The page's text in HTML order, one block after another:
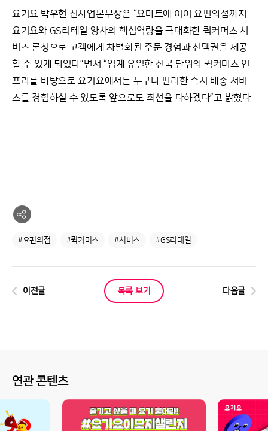
요기요 박우현 신사업본부장은 “요마트에 이어 요편의점까지
요기요와 GS리테일 양사의 핵심역량을 극대화한 퀵커머스 서
비스 론칭으로 고객에게 차별화된 주문 경험과 선택권을 제공
할 수 있게 되었다”면서 “업계 유일한 전국 단위의 퀵커머스 인
프라를 바탕으로 요기요에서는 누구나 편리한 즉시 배송 서비
스를 경험하실 수 있도록 앞으로도 최선을 다하겠다”고 밝혔다.
#요편의점 #퀵커머스 #서비스 #GS리테일
이전글 목록 보기 다음글
연관 콘텐츠